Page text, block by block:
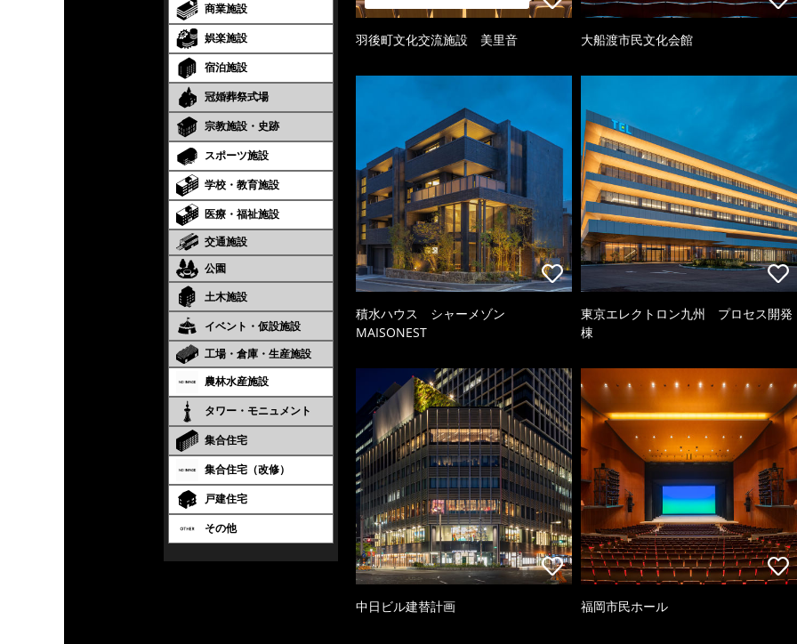
商業施設
娯楽施設
宿泊施設
冠婚葬祭式場
宗教施設・史跡
スポーツ施設
学校・教育施設
医療・福祉施設
交通施設
公園
土木施設
イベント・仮設施設
工場・倉庫・生産施設
農林水産施設
タワー・モニュメント
集合住宅
集合住宅（改修）
戸建住宅
その他
羽後町文化交流施設 美里音 大船渡市民文化会館
積水ハウス シャーメゾン
MAISONEST
東京エレクトロン九州 プロセス開発
棟
中日ビル建替計画 福岡市民ホール